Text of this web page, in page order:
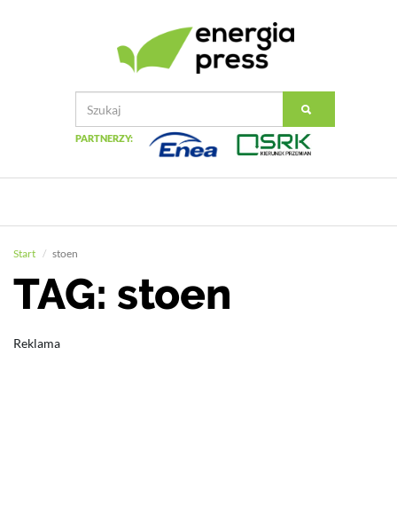
PARTNERZY:
Start stoen
TAG: stoen
Reklama